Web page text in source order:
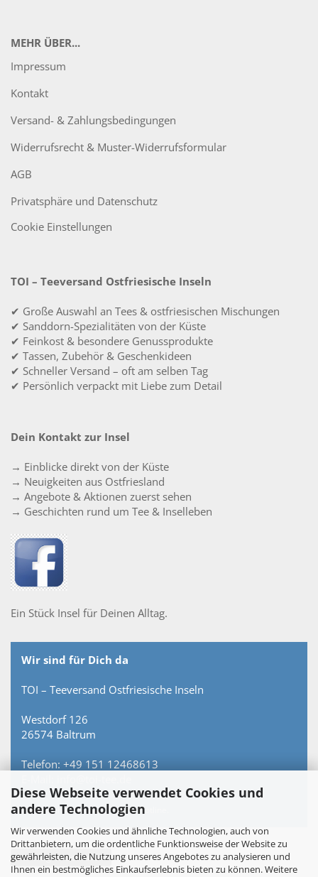
Diese Webseite verwendet Cookies und
andere Technologien
Wir verwenden Cookies und ähnliche Technologien, auch von
Drittanbietern, um die ordentliche Funktionsweise der Website zu
gewährleisten, die Nutzung unseres Angebotes zu analysieren und
Ihnen ein bestmögliches Einkaufserlebnis bieten zu können. Weitere
MEHR ÜBER...
Impressum
Kontakt
Versand- & Zahlungsbedingungen
Widerrufsrecht & Muster-Widerrufsformular
AGB
Privatsphäre und Datenschutz
Cookie Einstellungen
TOI – Teeversand Ostfriesische Inseln
✔ Große Auswahl an Tees & ostfriesischen Mischungen
✔ Sanddorn-Spezialitäten von der Küste
✔ Feinkost & besondere Genussprodukte
✔ Tassen, Zubehör & Geschenkideen
✔ Schneller Versand – oft am selben Tag
✔ Persönlich verpackt mit Liebe zum Detail
Dein Kontakt zur Insel
→ Einblicke direkt von der Küste
→ Neuigkeiten aus Ostfriesland
→ Angebote & Aktionen zuerst sehen
→ Geschichten rund um Tee & Inselleben
Ein Stück Insel für Deinen Alltag.
Wir sind für Dich da
TOI – Teeversand Ostfriesische Inseln
Westdorf 126
26574 Baltrum
Telefon: +49 151 12468613
Persönlich erreichbar – keine Hotline.
Vertrag widerrufen